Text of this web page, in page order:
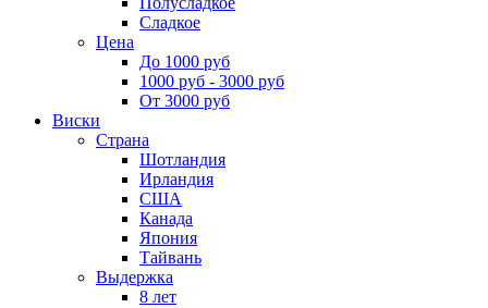
Сладкое
Цена
До 1000 руб
1000 руб - 3000 руб
От 3000 руб
Виски
Страна
Шотландия
Ирландия
США
Канада
Япония
Тайвань
Выдержка
8 лет